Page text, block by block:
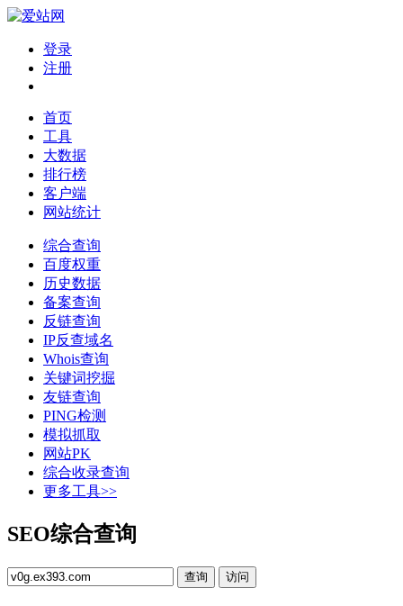
登录
注册
首页
工具
大数据
排行榜
客户端
网站统计
综合查询
百度权重
历史数据
备案查询
反链查询
IP反查域名
Whois查询
关键词挖掘
友链查询
PING检测
模拟抓取
网站PK
综合收录查询
更多工具>>
SEO综合查询